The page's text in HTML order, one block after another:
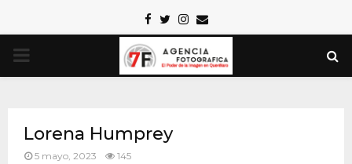
Facebook
TwitterInstagram
Email
PRIMARY
Lorena Humprey
5 mayo, 2023 145